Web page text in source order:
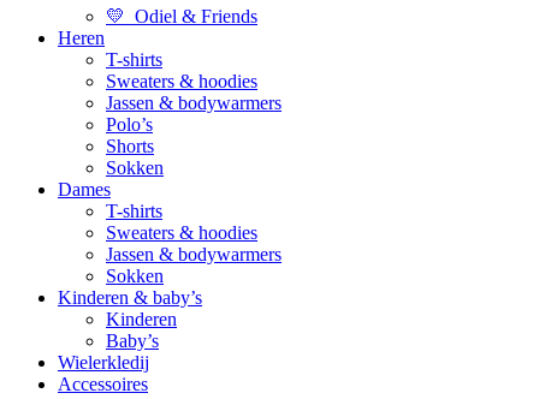
💛 Odiel & Friends
Heren
T-shirts
Sweaters & hoodies
Jassen & bodywarmers
Polo’s
Shorts
Sokken
Dames
T-shirts
Sweaters & hoodies
Jassen & bodywarmers
Sokken
Kinderen & baby’s
Kinderen
Baby’s
Wielerkledij
Accessoires